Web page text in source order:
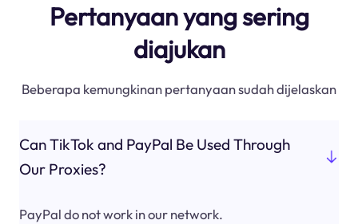
Pertanyaan yang sering
diajukan
Beberapa kemungkinan pertanyaan sudah dijelaskan
Can TikTok and PayPal Be Used Through
Our Proxies?
PayPal do not work in our network.